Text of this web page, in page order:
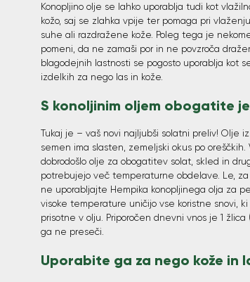
Konopljino olje se lahko uporablja tudi kot
kožo, saj se zlahka vpije ter pomaga pri
suhe ali razdražene kože. Poleg tega je
pomeni, da ne zamaši por in ne povzroča
blagodejnih lastnosti se pogosto uporablja kot
izdelkih za nego las in kože.
S konoljinim oljem obogatite
Tukaj je – vaš novi najljubši solatni preliv! Olje
semen ima slasten, zemeljski okus po oreščkih.
dobrodošlo olje za obogatitev solat, skled in
potrebujejo več temperaturne obdelave. Le, za
ne uporabljajte Hempika konopljinega olja za
visoke temperature uničijo vse koristne snovi, ki
prisotne v olju. Priporočen dnevni vnos je 1 žlica
ga ne preseči.
Uporabite ga za nego kože in